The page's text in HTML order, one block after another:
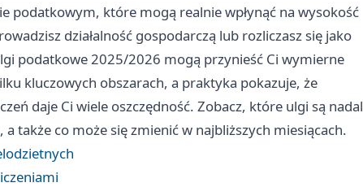
podatkowym, które mogą realnie wpłynąć na wysokość
działalność gospodarczą lub rozliczasz się jako
podatkowe 2025/2026 mogą przynieść Ci wymierne
kluczowych obszarach, a praktyka pokazuje, że
daje Ci wiele oszczędność. Zobacz, które ulgi są nadal
także co może się zmienić w najbliższych miesiącach.